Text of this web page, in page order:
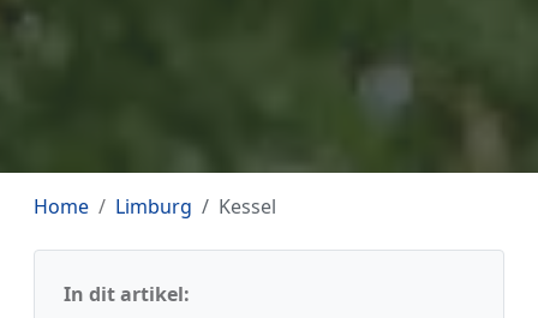
Home Limburg Kessel
In dit artikel: